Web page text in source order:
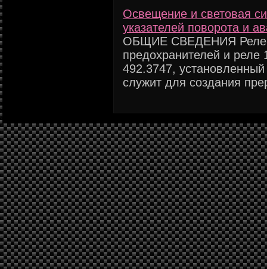
Освещение и световая
указателей поворота и
ОБЩИЕ СВЕДЕНИЯ Реле-
предохранителей и реле
492.3747,
служит для создания